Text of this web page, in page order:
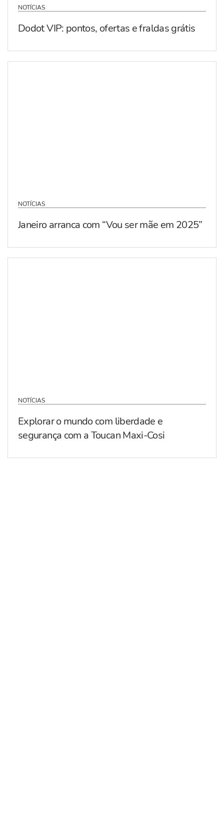
NOTÍCIAS
Dodot VIP: pontos, ofertas e fraldas grátis
NOTÍCIAS
Janeiro arranca com “Vou ser mãe em 2025”
NOTÍCIAS
Explorar o mundo com liberdade e
segurança com a Toucan Maxi-Cosi